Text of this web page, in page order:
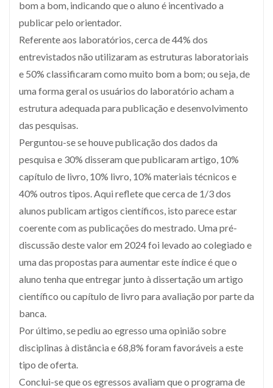
bom a bom, indicando que o aluno é incentivado a
publicar pelo orientador.
Referente aos laboratórios, cerca de 44% dos
entrevistados não utilizaram as estruturas laboratoriais
e 50% classificaram como muito bom a bom; ou seja, de
uma forma geral os usuários do laboratório acham a
estrutura adequada para publicação e desenvolvimento
das pesquisas.
Perguntou-se se houve publicação dos dados da
pesquisa e 30% disseram que publicaram artigo, 10%
capítulo de livro, 10% livro, 10% materiais técnicos e
40% outros tipos. Aqui reflete que cerca de 1/3 dos
alunos publicam artigos científicos, isto parece estar
coerente com as publicações do mestrado. Uma pré-
discussão deste valor em 2024 foi levado ao colegiado e
uma das propostas para aumentar este índice é que o
aluno tenha que entregar junto à dissertação um artigo
científico ou capítulo de livro para avaliação por parte da
banca.
Por último, se pediu ao egresso uma opinião sobre
disciplinas à distância e 68,8% foram favoráveis a este
tipo de oferta.
Conclui-se que os egressos avaliam que o programa de